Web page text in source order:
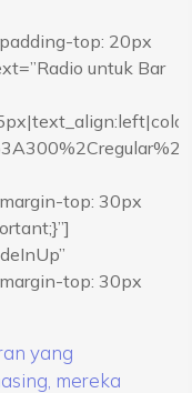
top: 20px
untuk Bar
top: 30px
top: 30px
yang
mereka